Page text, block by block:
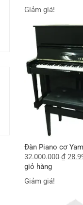
Giảm giá!
Đàn Piano cơ
32.000.000₫
giỏ hàng
Giảm giá!